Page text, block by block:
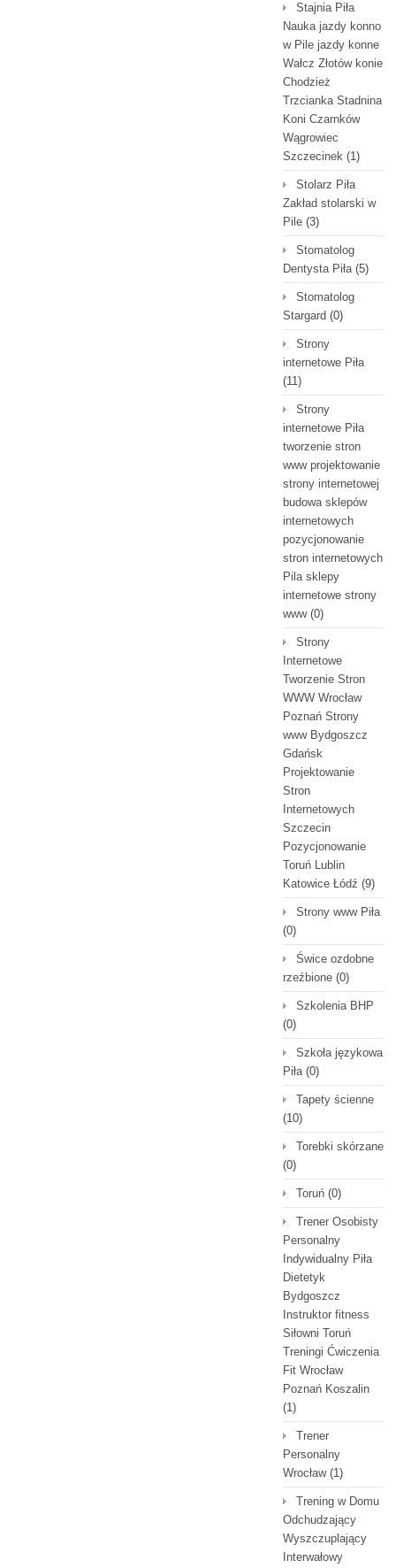
Stajnia Piła
Nauka jazdy konno
w Pile jazdy konne
Wałcz Złotów konie
Chodzież
Trzcianka Stadnina
Koni Czarnków
Wągrowiec
Szczecinek (1)
Stolarz Piła
Zakład stolarski w
Pile (3)
Stomatolog
Dentysta Piła(5)
Stomatolog
Stargard (0)
Strony
internetowe Piła
(11)
Strony
internetowe Piła
tworzenie stron
www projektowanie
strony internetowej
budowa sklepów
internetowych
pozycjonowanie
stron internetowych
Pila sklepy
internetowe strony
www(0)
Strony
Internetowe
Tworzenie Stron
WWW Wrocław
Poznań Strony
www Bydgoszcz
Gdańsk
Projektowanie
Stron
Internetowych
Szczecin
Pozycjonowanie
Toruń Lublin
Katowice Łódź (9)
Strony www Piła
(0)
Świce ozdobne
rzeźbione (0)
Szkolenia BHP
(0)
Szkoła językowa
Piła(0)
Tapety ścienne
(10)
Torebki skórzane
(0)
Toruń (0)
Trener Osobisty
Personalny
Indywidualny Piła
Dietetyk
Bydgoszcz
Instruktor fitness
Siłowni Toruń
Treningi Ćwiczenia
Fit Wrocław
Poznań Koszalin
(1)
Trener
Personalny
Wrocław(1)
Trening w Domu
Odchudzający
Wyszczuplający
Interwałowy